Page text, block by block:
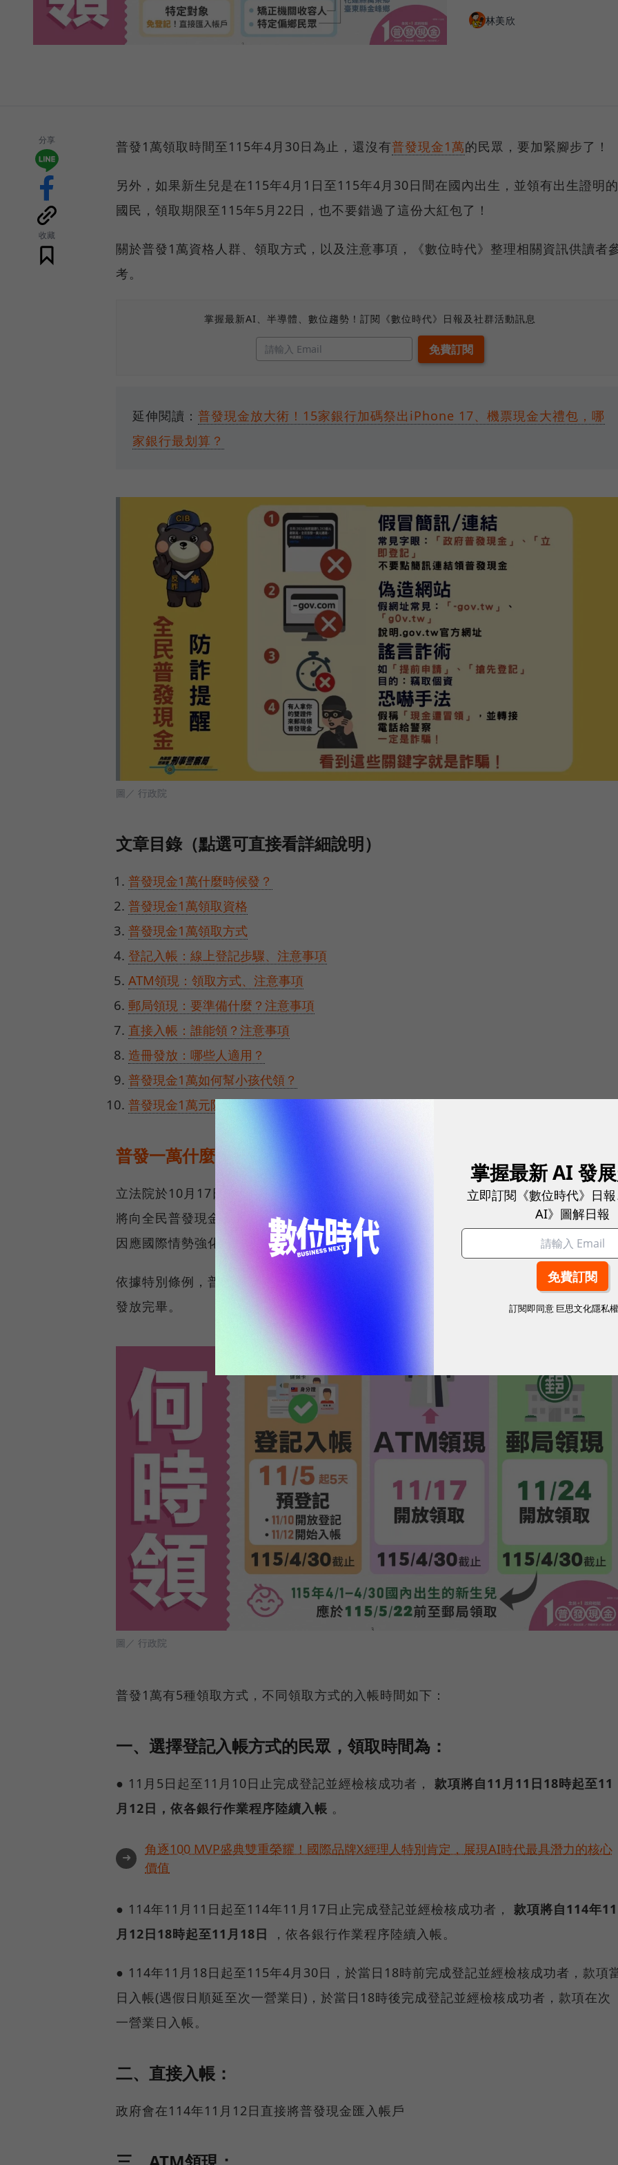
林美欣
分享
收藏
普發1萬領取時間至115年4月30日為止，還沒有普發現金1萬的民眾，要加緊腳步了！
另外，如果新生兒是在115年4月1日至115年4月30日間在國內出生，並領有出生證明的
國民，領取期限至115年5月22日，也不要錯過了這份大紅包了！
關於普發1萬資格人群、領取方式，以及注意事項，《數位時代》整理相關資訊供讀者
考。
掌握最新AI、半導體、數位趨勢！訂閱《數位時代》日報及社群活動訊息
延伸閱讀： 普發現金放大術！15家銀行加碼祭出iPhone 17、機票現金大禮包，哪
家銀行最划算？
圖／ 行政院
文章目錄（點選可直接看詳細說明）
普發現金1萬什麼時候發？
普發現金1萬領取資格
普發現金1萬領取方式
登記入帳：線上登記步驟、注意事項
ATM領現：領取方式、注意事項
郵局領現：要準備什麼？注意事項
直接入帳：誰能領？注意事項
造冊發放：哪些人適用？
普發現金1萬如何幫小孩代領？
普發現金1萬元防詐提醒
普發一萬什麼時候發？
立法院於10月17日三讀通過《因應國際情勢強化經濟社會及民生國安韌性特別條例》，
將向全民普發現金1萬元。總統賴清德於11月23日公布特別預算，行政院也在同日核定
因應國際情勢強化韌性發放現金辦法，將向全民普發現金一萬元。
依據特別條例，普發現金應於特別預算公布後1個月內開始執行發放作業，並於7個月內
發放完畢。
圖／ 行政院
普發1萬有5種領取方式，不同領取方式的入帳時間如下：
一、選擇登記入帳方式的民眾，領取時間為：
● 11月5日起至11月10日止完成登記並經檢核成功者， 款項將自11月11日18時起至11
月12日，依各銀行作業程序陸續入帳 。
➜
角逐100 MVP盛典雙重榮耀！國際品牌X經理人特別肯定，展現AI時代最具潛力的核心
價值
● 114年11月11日起至114年11月17日止完成登記並經檢核成功者， 款項將自114年11
月12日18時起至11月18日
，依各銀行作業程序陸續入帳。
● 114年11月18日起至115年4月30日，於當日18時前完成登記並經檢核成功者，款項
日入帳(遇假日順延至次一營業日)，於當日18時後完成登記並經檢核成功者，款項在次
一營業日入帳。
二、直接入帳：
政府會在114年11月12日直接將普發現金匯入帳戶
掌握最新 AI 發
立即訂閱《數位時代》日
AI》圖解日報
訂閱即同意 巨思文化隱私